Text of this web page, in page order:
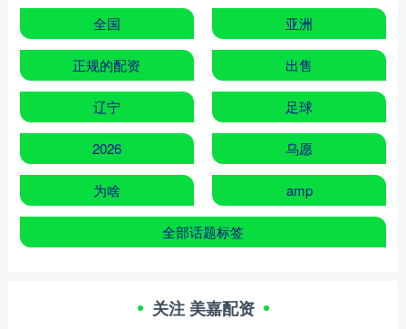
全国 亚洲
正规的配资 出售
辽宁 足球
2026 乌愿
为啥 amp
全部话题标签
关注 美嘉配资